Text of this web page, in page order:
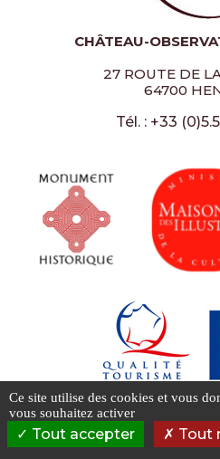
CHÂTEAU-
27 ROUTE DE
64700
Tél. : +33
Ce site utilise des cookies et vous
vous souhaitez activer
Tout accepter Tout